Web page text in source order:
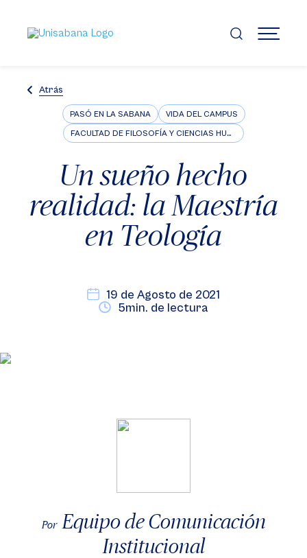
contenido
principal
MENÚ
Atrás
PASÓ EN LA SABANA VIDA DEL CAMPUS
FACULTAD DE FILOSOFÍA Y CIENCIAS HUMANAS
Un sueño hecho
realidad: la Maestría
en Teología
19 de Agosto de 2021
5min. de lectura
Por Equipo de Comunicación
Institucional